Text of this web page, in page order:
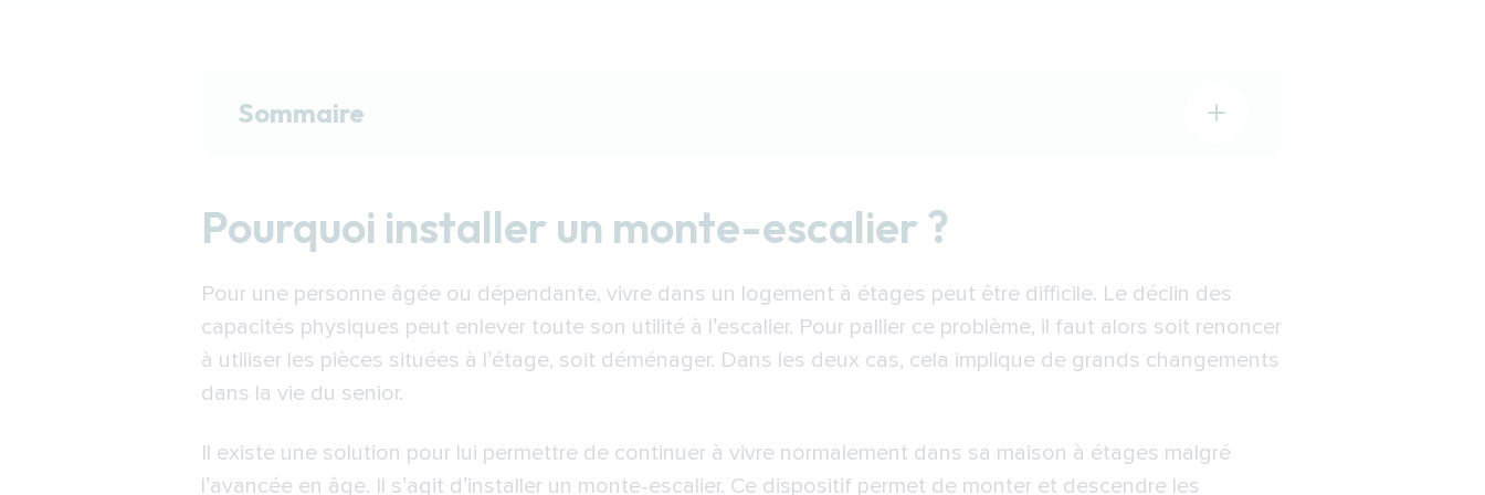
Sommaire
Quel monte-escalier installer ?
Le fonctionnement d’un monte-escalier
Financer l’installation d’un monte-escalier à Montauban
Les aides de l’ANAH
L’APA dans le Tarn-et-Garonne
Les aides des caisses de retraite à Montauban
Pourquoi installer un monte-escalier ?
Pour une personne âgée ou dépendante, vivre dans un logement à étages peut être difficile. Le déclin des
capacités physiques peut enlever toute son utilité à l’escalier. Pour pallier ce problème, il faut alors soit renoncer
à utiliser les pièces situées à l’étage, soit déménager. Dans les deux cas, cela implique de grands changements
dans la vie du senior.
Il existe une solution pour lui permettre de continuer à vivre normalement dans sa maison à étages malgré
l’avancée en âge. Il s’agit d’installer un monte-escalier. Ce dispositif permet de monter et descendre les